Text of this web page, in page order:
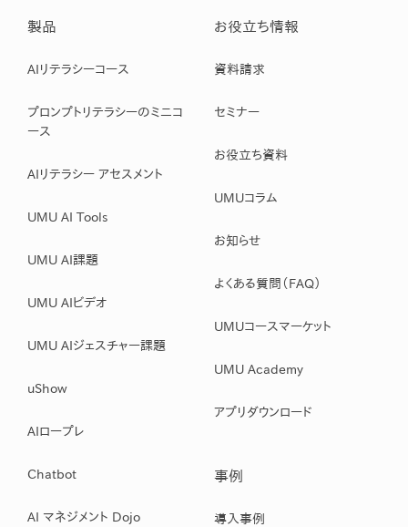
製品
AIリテラシーコース
プロンプトリテラシーのミニコ
ース
AIリテラシー アセスメント
UMU AI Tools
UMU AI課題
UMU AIビデオ
UMU AIジェスチャー課題
uShow
AIロープレ
Chatbot
AI マネジメント Dojo
お役立ち情報
資料請求
セミナー
お役立ち資料
UMUコラム
お知らせ
よくある質問（FAQ）
UMUコースマーケット
UMU Academy
アプリダウンロード
事例
導入事例